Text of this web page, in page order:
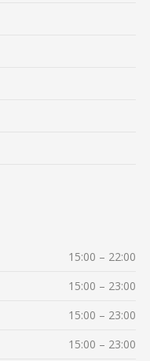
15:00 – 22:00
15:00 – 23:00
15:00 – 23:00
15:00 – 23:00